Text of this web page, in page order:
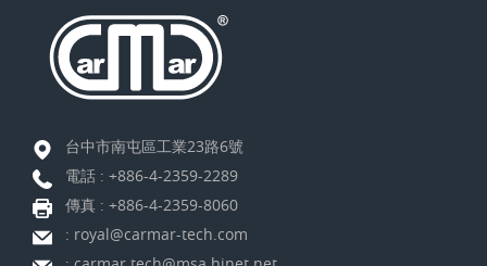
台中市南屯區工業23路6號
電話 : +886-4-2359-2289
傳真 : +886-4-2359-8060
: royal@carmar-tech.com